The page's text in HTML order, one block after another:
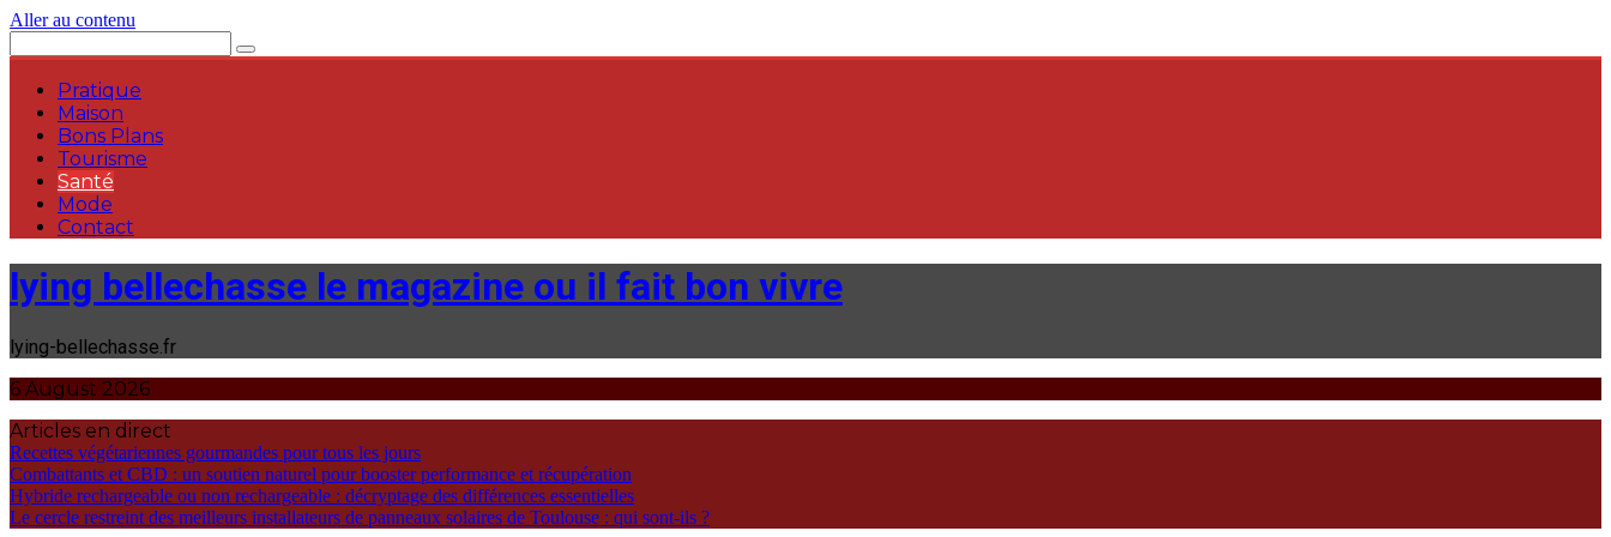
Aller au contenu
Pratique
Maison
Bons Plans
Tourisme
Santé
Mode
Contact
lying bellechasse le magazine ou il fait bon vivre
lying-bellechasse.fr
6 August 2026
Articles en direct
Recettes végétariennes gourmandes pour tous les jours
Combattants et CBD : un soutien naturel pour booster performance et récupération
Hybride rechargeable ou non rechargeable : décryptage des différences essentielles
Le cercle restreint des meilleurs installateurs de panneaux solaires de Toulouse : qui sont-ils ?